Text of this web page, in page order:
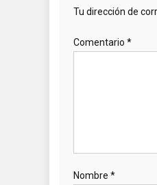
Tu dirección de
Comentario *
Nombre *